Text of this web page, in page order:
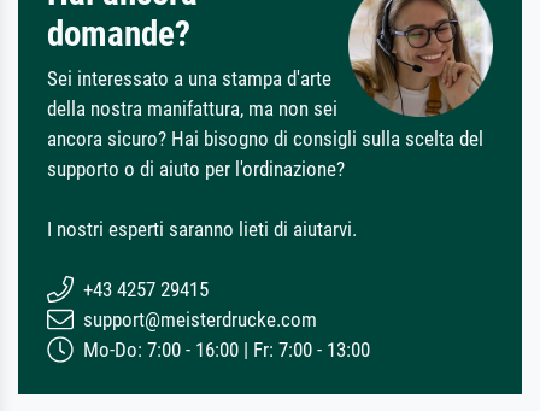
domande?
Sei interessato a una stampa d'arte
della nostra manifattura, ma non sei
ancora sicuro? Hai bisogno di consigli sulla scelta del
supporto o di aiuto per l'ordinazione?
I nostri esperti saranno lieti di aiutarvi.
+43 4257 29415
support@meisterdrucke.com
Mo-Do: 7:00 - 16:00 | Fr: 7:00 - 13:00